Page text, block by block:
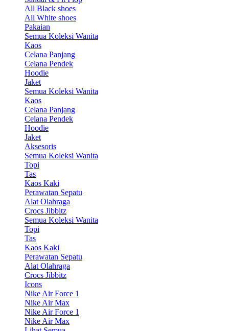
All Black shoes
All White shoes
Pakaian
Semua Koleksi Wanita
Kaos
Celana Panjang
Celana Pendek
Hoodie
Jaket
Semua Koleksi Wanita
Kaos
Celana Panjang
Celana Pendek
Hoodie
Jaket
Aksesoris
Semua Koleksi Wanita
Topi
Tas
Kaos Kaki
Perawatan Sepatu
Alat Olahraga
Crocs Jibbitz
Semua Koleksi Wanita
Topi
Tas
Kaos Kaki
Perawatan Sepatu
Alat Olahraga
Crocs Jibbitz
Icons
Nike Air Force 1
Nike Air Max
Nike Air Force 1
Nike Air Max